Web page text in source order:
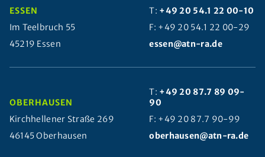
ESSEN
Im Teelbruch 55
45219 Essen
T: +49 20 54.1 22 00-10
F: +49 20 54.1 22 00-29
essen@atn-ra.de
OBERHAUSEN
Kirchhellener Straße 269
46145 Oberhausen
T: +49 20 87.7 89 09-
90
F: +49 20 87.7 90-99
oberhausen@atn-ra.de